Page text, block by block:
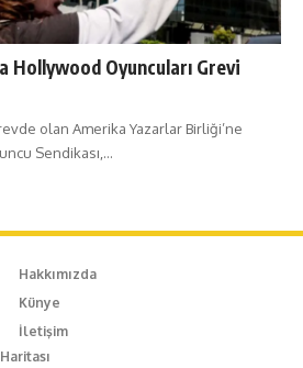
Hollywood Oyuncuları Grevi
olan Amerika Yazarlar Birliği’ne
Sendikası,…
Hakkımızda
Künye
İletişim